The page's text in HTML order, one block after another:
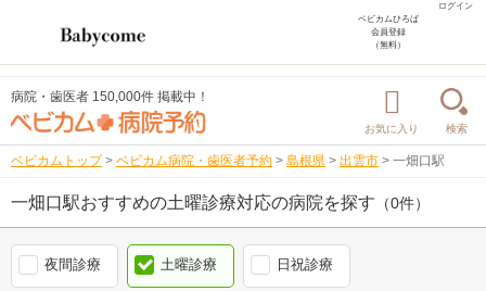
ログイン
ベビカムひろば
会員登録
（無料）
病院・歯医者 150,000件 掲載中！
お気に入り 検索
ベビカムトップ > ベビカム病院・歯医者予約 > 島根県 > 出雲市 > 一畑口駅
一畑口駅おすすめの土曜診療対応の病院を探す （0件）
夜間診療 土曜診療 日祝診療